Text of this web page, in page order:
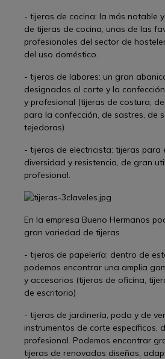
- tijeras de cocina: la más notable
de tijeras de cocina, unas de las
profesionales del sector de
del uso doméstico.
- tijeras de labores: un gran
designadas al corte y la
y profesional (tijeras de costura,
para la confección, de sastres, de
tejedoras)
- tijeras de electricista: tijeras para
diversidad y resistencia, de gran
profesional.
En la empresa Bueno Hermanos
gran variedad de tijeras
- tijeras de papelería: dentro de
podemos encontrar una amplia
y accesorios (tijeras de oficina,
de escritorio)
- tijeras de jardinería, poda y de
instrumentos de corte específicos,
profesional. Podemos encontrar
tijeras de renovados diseños,